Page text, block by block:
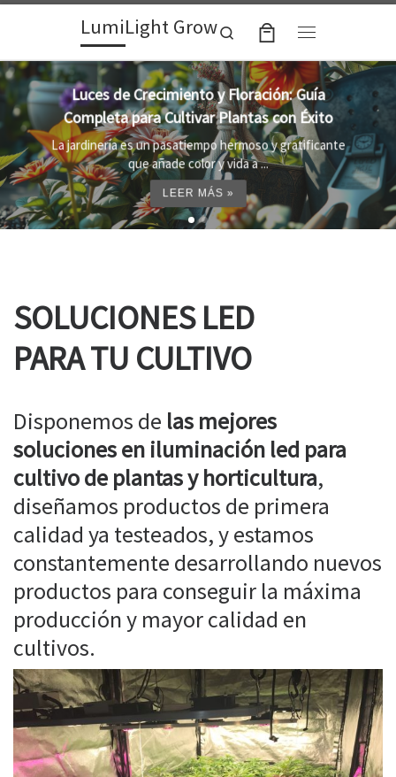
Skip to contentLumiLight Grow
Search
Lámparas para indoor: la clave para un
crecimiento óptimo de tus plantas
Al cultivar plantas en el interior, es importante
proporcionar el entorno adecuado ...
LEER MÁS »
SOLUCIONES LED
PARA TU CULTIVO
Disponemos de las mejores
soluciones en iluminación led para
cultivo de plantas y horticultura,
diseñamos productos de primera
calidad ya testeados, y estamos
constantemente desarrollando nuevos
productos para conseguir la máxima
producción y mayor calidad en
cultivos.